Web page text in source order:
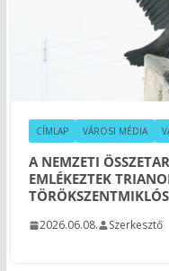
CÍMLAP VÁROSI MÉDIA
A NEMZETI
EMLÉKEZTEK
2026.06.08. Szerkesztő